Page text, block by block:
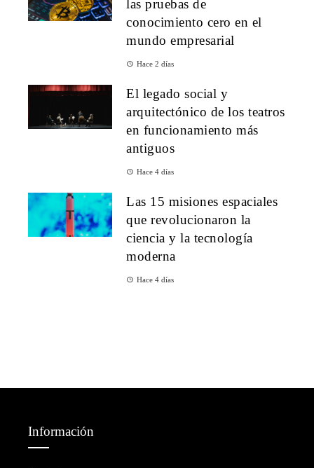
las pruebas de
conocimiento cero en el
mundo empresarial
Hace 2 días
El legado social y
arquitectónico de los teatros
en funcionamiento más
antiguos
Hace 4 días
Las 15 misiones espaciales
que revolucionaron la
ciencia y la tecnología
moderna
Hace 4 días
Información